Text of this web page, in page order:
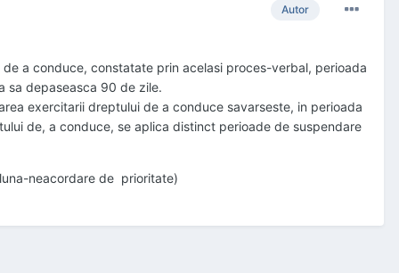
Autor
a conduce, constatate prin acelasi proces-verbal, perioada
sa depaseasca 90 de zile.
exercitarii dreptului de a conduce savarseste, in perioada
de, a conduce, se aplica distinct perioade de suspendare
neacordare de prioritate)